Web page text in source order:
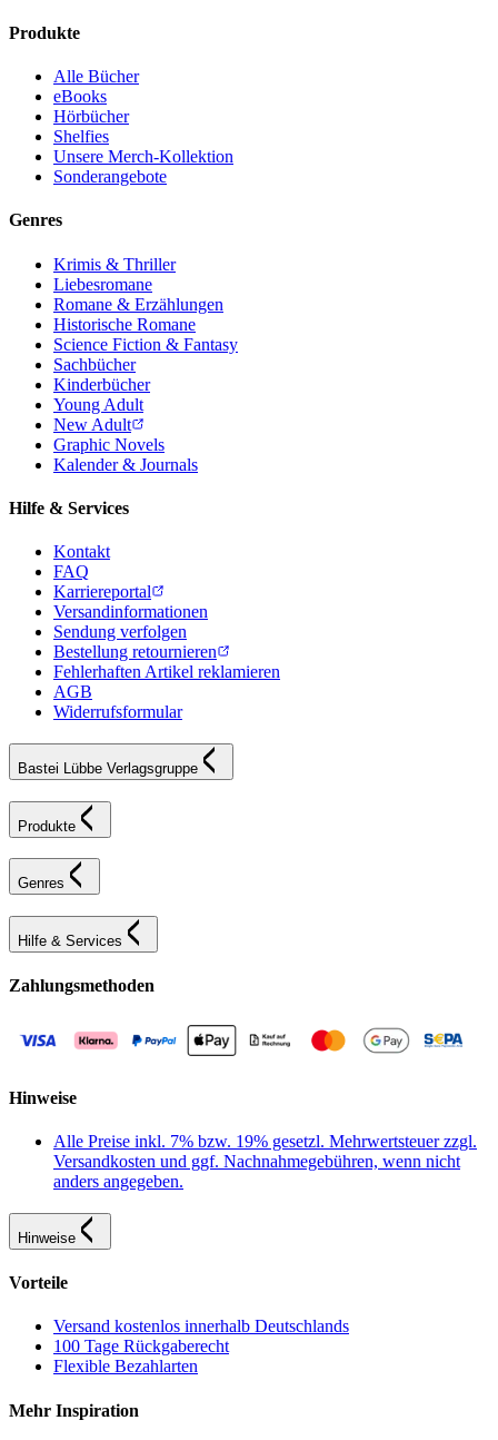
Produkte
Alle Bücher
eBooks
Hörbücher
Shelfies
Unsere Merch-Kollektion
Sonderangebote
Genres
Krimis & Thriller
Liebesromane
Romane & Erzählungen
Historische Romane
Science Fiction & Fantasy
Sachbücher
Kinderbücher
Young Adult
New Adult
Graphic Novels
Kalender & Journals
Hilfe & Services
Kontakt
FAQ
Karriereportal
Versandinformationen
Sendung verfolgen
Bestellung retournieren
Fehlerhaften Artikel reklamieren
AGB
Widerrufsformular
Bastei Lübbe Verlagsgruppe
Produkte
Genres
Hilfe & Services
Zahlungsmethoden
Hinweise
Alle Preise inkl. 7% bzw. 19% gesetzl. Mehrwertsteuer zzgl.
Versandkosten und ggf. Nachnahmegebühren, wenn nicht
anders angegeben.
Hinweise
Vorteile
Versand kostenlos innerhalb Deutschlands
100 Tage Rückgaberecht
Flexible Bezahlarten
Mehr Inspiration